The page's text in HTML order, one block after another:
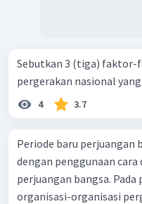
Sebutkan 3 (tiga) faktor-
pergerakan nasional
4 3.7
Periode baru perjuangan
dengan penggunaan
perjuangan bangsa.
organisasi-organisasi